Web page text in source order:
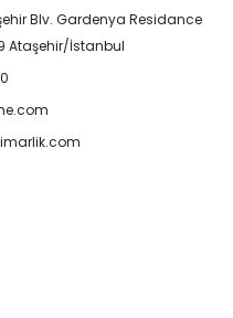
Blv. Gardenya Residance
Ataşehir/İstanbul